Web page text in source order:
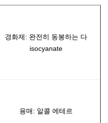
경화제: 완전히 동봉하는 다
isocyanate
용매: 알콜 에테르